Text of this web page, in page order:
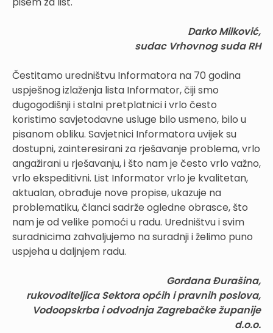
Darko Milković,
sudac Vrhovnog suda RH
Čestitamo uredništvu Informatora na 70 godina
uspješnog izlaženja lista Informator, čiji smo
dugogodišnji i stalni pretplatnici i vrlo često
koristimo savjetodavne usluge bilo usmeno, bilo u
pisanom obliku. Savjetnici Informatora uvijek su
dostupni, zainteresirani za rješavanje problema, vrlo
angažirani u rješavanju, i što nam je često vrlo važno,
vrlo ekspeditivni. List Informator vrlo je kvalitetan,
aktualan, obrađuje nove propise, ukazuje na
problematiku, članci sadrže ogledne obrasce, što
nam je od velike pomoći u radu. Uredništvu i svim
suradnicima zahvaljujemo na suradnji i želimo puno
uspjeha u daljnjem radu.
Gordana Đurašina,
rukovoditeljica Sektora općih i pravnih poslova,
Vodoopskrba i odvodnja Zagrebačke županije
d.o.o.